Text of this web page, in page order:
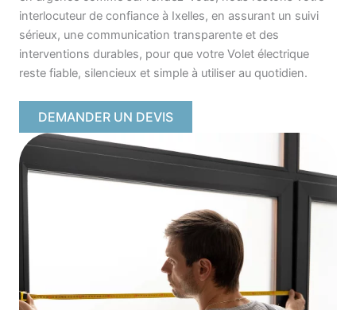
interlocuteur de confiance à Ixelles, en assurant un suivi
sérieux, une communication transparente et des
interventions durables, pour que votre Volet électrique
reste fiable, silencieux et simple à utiliser au quotidien.
DEMANDER UN DEVIS